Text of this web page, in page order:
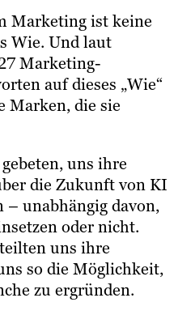
Marketing ist keine
Wie. Und laut
Marketing-
auf dieses „Wie“
Marken, die sie
uns ihre
die Zukunft von KI
unabhängig davon,
oder nicht.
uns ihre
so die Möglichkeit,
zu ergründen.